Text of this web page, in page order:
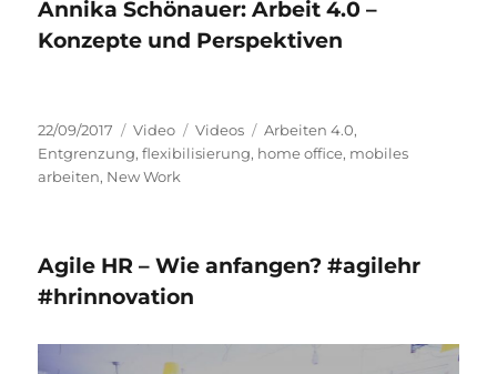
Annika Schönauer: Arbeit 4.0 –
Konzepte und Perspektiven
Veröffentlicht
am
22/09/2017 Format
Video Kategorien
Videos Schlagwörter
Arbeiten 4.0,
Entgrenzung,flexibilisierung, home office, mobiles
arbeiten, New Work
Agile HR – Wie anfangen? #agilehr
#hrinnovation